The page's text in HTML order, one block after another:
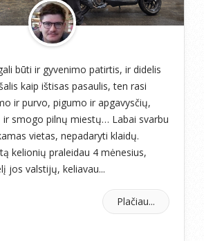
būti ir gyvenimo patirtis, ir didelis
kaip ištisas pasaulis, ten rasi
ir purvo, pigumo ir apgavysčių,
smogo pilnų miestų… Labai svarbu
vietas, nepadaryti klaidų.
kelionių praleidau 4 mėnesius,
jos valstijų, keliavau...
Plačiau...